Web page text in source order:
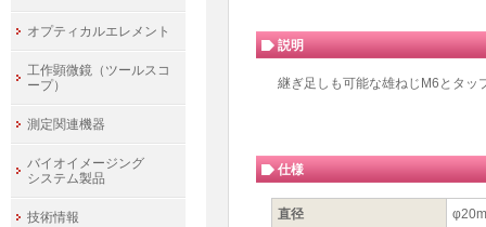
説明
継ぎ足しも可能な雄ねじM6とタ
仕様
直径
オプティカルエレメント
工作顕微鏡（ツールスコ
ープ）
測定関連機器
バイオイメージング
システム製品
技術情報